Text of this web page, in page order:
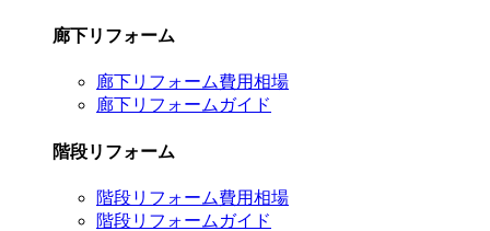
廊下リフォーム
廊下リフォーム費用相場
廊下リフォームガイド
階段リフォーム
階段リフォーム費用相場
階段リフォームガイド